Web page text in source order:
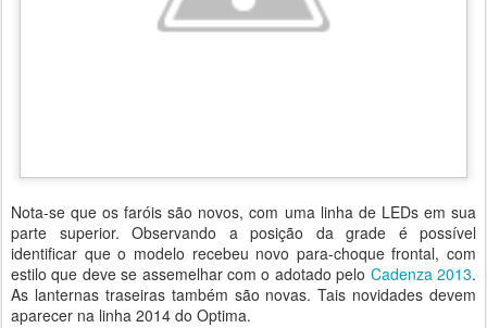
Nota-se que os faróis são novos, com uma linha de LEDs em sua
parte superior. Observando a posição da grade é possível
identificar que o modelo recebeu novo para-choque frontal, com
estilo que deve se assemelhar com o adotado pelo Cadenza 2013.
As lanternas traseiras também são novas. Tais novidades devem
aparecer na linha 2014 do Optima.